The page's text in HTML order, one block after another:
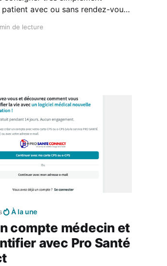
patient avec ou sans rendez-vous
de lecture
À la une
compte médecin et
avec Pro Santé